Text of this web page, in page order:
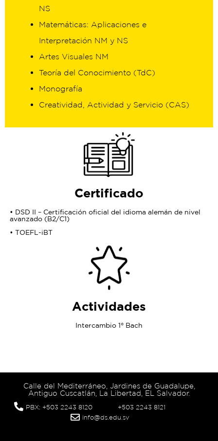
NS
Matemáticas: Aplicaciones e
Interpretación NM y NS
Artes Visuales NM
Teoría del Conocimiento (TdC)
Monografía
Creatividad, Actividad y Servicio (CAS)
Certificado
• DSD II – Certificación oficial del idioma alemán de nivel
avanzado (B2/C1)
• TOEFL-iBT
Actividades
Intercambio 1° Bach
Calle del Mediterráneo, Jardines de Guadalupe,
Antiguo Cuscatlán, La Libertad, EL Salvador.
PBX: +503 2243 8120
+503 2243 8121
info@ds.edu.sv